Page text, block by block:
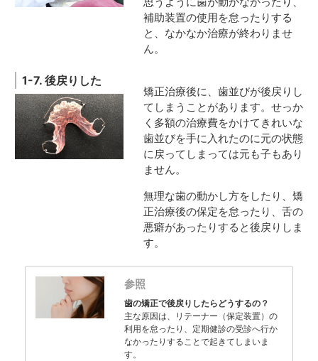
補助装置の使用を怠ったりする
と、なかなか治療が終わりませ
ん。
1-7. 後戻りした
矯正治療後に、歯並びが後戻りし
てしまうことがあります。せっか
く多額の治療費をかけてきれいな
歯並びを手に入れたのに元の状態
に戻ってしまっては元も子もあり
ません。
無理な歯の動かし方をしたり、矯
正治療後の保定を怠ったり、舌の
悪癖があったりすると後戻りしま
す。
参照
歯の矯正で後戻りしたらどうするの？
主な原因は、リテーナー（保定装置）の
利用を怠ったり、定期健診の受診へ行か
なかったりすることで起きてしまいま
す。